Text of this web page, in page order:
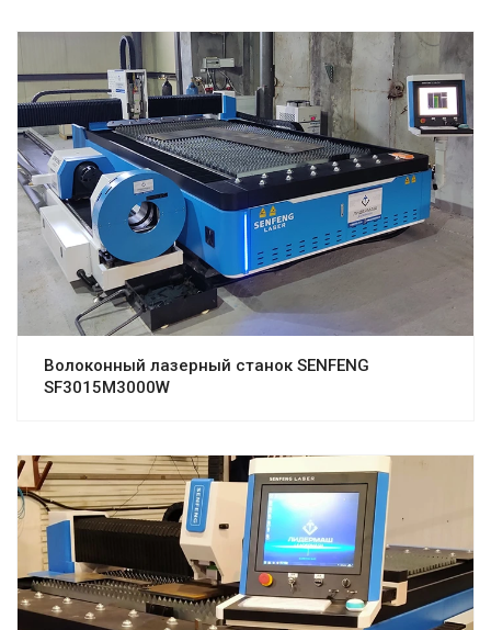
Волоконный лазерный станок SENFENG
SF3015M3000W